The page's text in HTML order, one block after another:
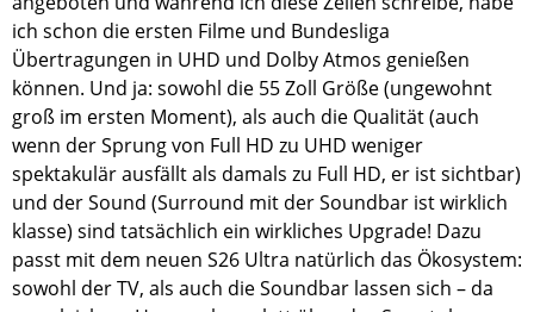
ich schon die ersten Filme und Bundesliga
Übertragungen in UHD und Dolby Atmos genießen
können. Und ja: sowohl die 55 Zoll Größe (ungewohnt
groß im ersten Moment), als auch die Qualität (auch
wenn der Sprung von Full HD zu UHD weniger
spektakulär ausfällt als damals zu Full HD, er ist sichtbar)
und der Sound (Surround mit der Soundbar ist wirklich
klasse) sind tatsächlich ein wirkliches Upgrade! Dazu
passt mit dem neuen S26 Ultra natürlich das Ökosystem:
sowohl der TV, als auch die Soundbar lassen sich – da